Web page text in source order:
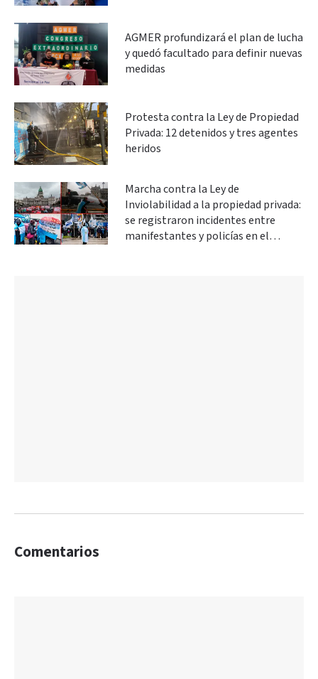
AGMER profundizará el plan de lucha
y quedó facultado para definir nuevas
medidas
Protesta contra la Ley de Propiedad
Privada: 12 detenidos y tres agentes
heridos
Marcha contra la Ley de
Inviolabilidad a la propiedad privada:
se registraron incidentes entre
manifestantes y policías en el
Comentarios